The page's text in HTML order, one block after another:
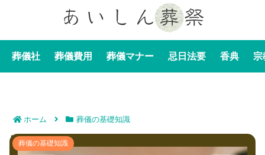
葬儀社 葬儀費用 葬儀マナー 忌日法要 香典 宗
ホーム 葬儀の基礎知識
家族葬で読経なし・戒名なしは可能？お坊さんを呼ばな
葬儀の基礎知識